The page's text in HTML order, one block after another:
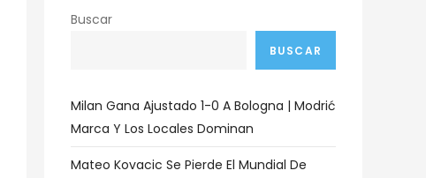
Buscar
BUSCAR
Milan Gana Ajustado 1-0 A Bologna | Modrić
Marca Y Los Locales Dominan
Mateo Kovacic Se Pierde El Mundial De